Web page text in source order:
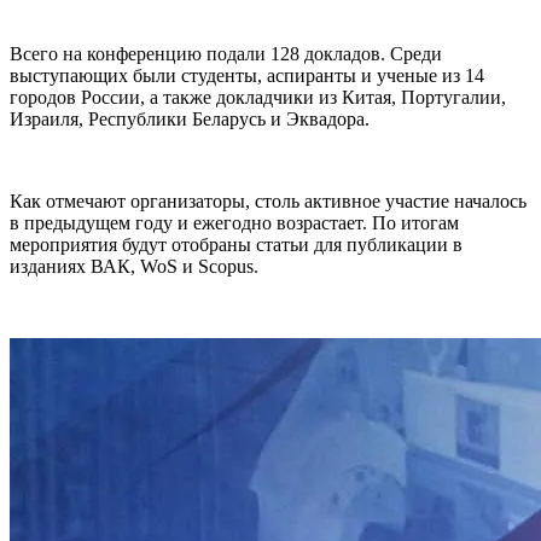
Всего на конференцию подали 128 докладов. Среди
выступающих были студенты, аспиранты и ученые из 14
городов России, а также докладчики из Китая, Португалии,
Израиля, Республики Беларусь и Эквадора.
Как отмечают организаторы, столь активное участие началось
в предыдущем году и ежегодно возрастает. По итогам
мероприятия будут отобраны статьи для публикации в
изданиях ВАК, WoS и Scopus.